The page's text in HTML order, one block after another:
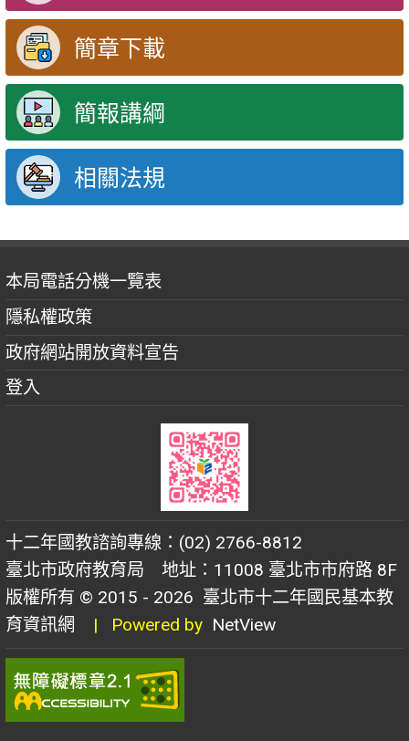
簡章下載
簡報講綱
相關法規
本局電話分機一覽表
隱私權政策
政府網站開放資料宣告
登入
十二年國教諮詢專線：(02) 2766-8812
臺北市政府教育局 地址：11008 臺北市市府路 8F
版權所有 © 2015 - 2026 臺北市十二年國民基本教
育資訊網
| Powered by NetView